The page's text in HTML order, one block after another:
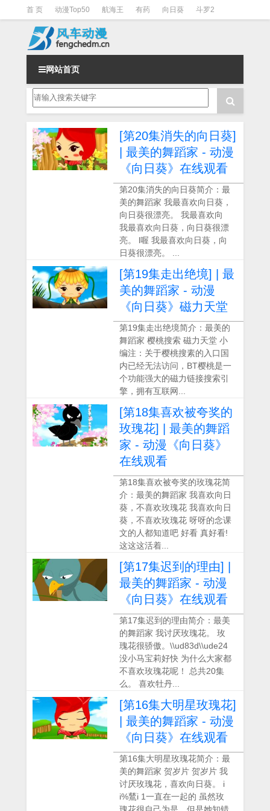
首 页 动漫Top50 航海王 有药 向日葵 斗罗2
斗罗3 火影 一拳超人
网站首页
[第20集消失的向日葵]
| 最美的舞蹈家 - 动漫
《向日葵》在线观看
第20集消失的向日葵简介：最
美的舞蹈家 我最喜欢向日葵，
向日葵很漂亮。 我最喜欢向
我最喜欢向日葵，向日葵很漂
亮。 l喔 我最喜欢向日葵，向
日葵很漂亮。 ...
[第19集走出绝境] | 最
美的舞蹈家 - 动漫
《向日葵》磁力天堂
第19集走出绝境简介：最美的
舞蹈家 樱桃搜索 磁力天堂 小
编注：关于樱桃搜素的入口国
内已经无法访问，BT樱桃是一
个功能强大的磁力链接搜索引
擎，拥有互联网...
[第18集喜欢被夸奖的
玫瑰花] | 最美的舞蹈
家 - 动漫《向日葵》
在线观看
第18集喜欢被夸奖的玫瑰花简
介：最美的舞蹈家 我喜欢向日
葵，不喜欢玫瑰花 我喜欢向日
葵，不喜欢玫瑰花 呀呀的念课
文的人都知道吧 好看 真好看!
这这这活着...
[第17集迟到的理由] |
最美的舞蹈家 - 动漫
《向日葵》在线观看
第17集迟到的理由简介：最美
的舞蹈家 我讨厌玫瑰花。 玫
瑰花很骄傲。\\ud83d\\ude24
没小马宝莉好快 为什么大家都
不喜欢玫瑰花呢！ 总共20集
么。 喜欢牡丹...
[第16集大明星玫瑰花]
| 最美的舞蹈家 - 动漫
《向日葵》在线观看
第16集大明星玫瑰花简介：最
美的舞蹈家 贺岁片 贺岁片 我
讨厌玫瑰花，喜欢向日葵。 i
i%鶿i 1一直在一起的 虽然玫